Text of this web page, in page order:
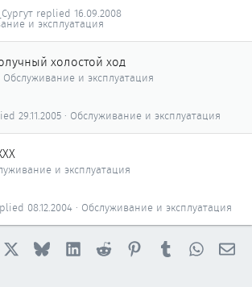
и эксплуатация
16.09.2008
холостой ход
Обслуживание и эксплуатация
Обслуживание и эксплуатация
29.11.2005
и эксплуатация
Обслуживание и эксплуатация
08.12.2004
BlueskyLinkedInReddit PinterestTumblr